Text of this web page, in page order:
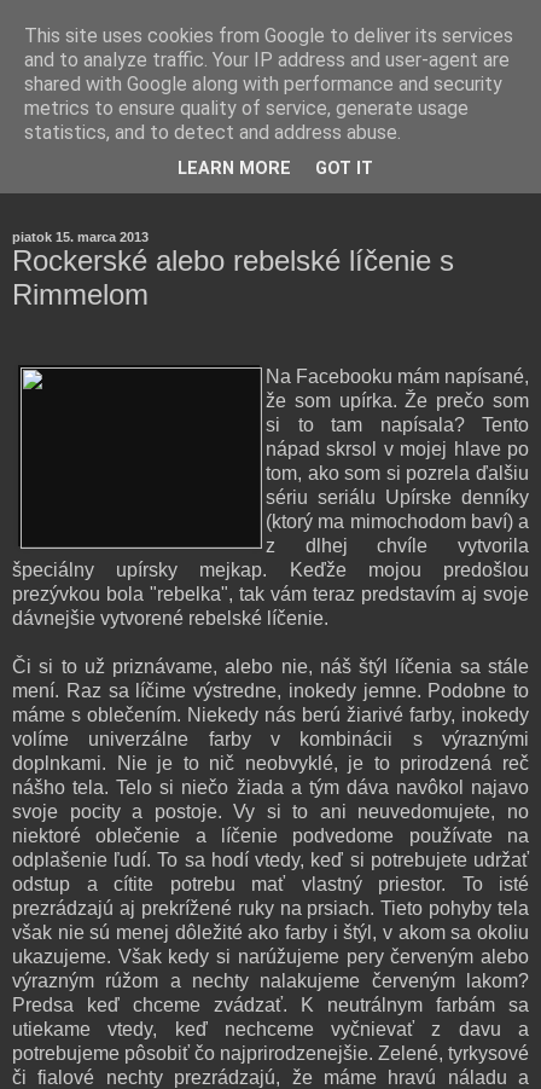
rozoberá témy o zdraví, živote a všetko možné.
piatok 15. marca 2013
Rockerské alebo rebelské líčenie s
Rimmelom
Na Facebooku mám napísané,
že som upírka. Že prečo som
si to tam napísala? Tento
nápad skrsol v mojej hlave po
tom, ako som si pozrela ďalšiu
sériu seriálu Upírske denníky
(ktorý ma mimochodom baví) a
z dlhej chvíle vytvorila
špeciálny upírsky mejkap. Keďže mojou predošlou
prezývkou bola "rebelka", tak vám teraz predstavím aj svoje
dávnejšie vytvorené rebelské líčenie.
Či si to už priznávame, alebo nie, náš štýl líčenia sa stále
mení. Raz sa líčime výstredne, inokedy jemne. Podobne to
máme s oblečením. Niekedy nás berú žiarivé farby, inokedy
volíme univerzálne farby v kombinácii s výraznými
doplnkami. Nie je to nič neobvyklé, je to prirodzená reč
nášho tela. Telo si niečo žiada a tým dáva navôkol najavo
svoje pocity a postoje. Vy si to ani neuvedomujete, no
niektoré oblečenie a líčenie podvedome používate na
odplašenie ľudí. To sa hodí vtedy, keď si potrebujete udržať
odstup a cítite potrebu mať vlastný priestor. To isté
prezrádzajú aj prekrížené ruky na prsiach. Tieto pohyby tela
však nie sú menej dôležité ako farby i štýl, v akom sa okoliu
ukazujeme. Však kedy si narúžujeme pery červeným alebo
výrazným rúžom a nechty nalakujeme červeným lakom?
Predsa keď chceme zvádzať. K neutrálnym farbám sa
utiekame vtedy, keď nechceme vyčnievať z davu a
potrebujeme pôsobiť čo najprirodzenejšie. Zelené, tyrkysové
či fialové nechty prezrádzajú, že máme hravú náladu a
This site uses cookies from Google to deliver its services
and to analyze traffic. Your IP address and user-agent are
shared with Google along with performance and security
metrics to ensure quality of service, generate usage
statistics, and to detect and address abuse.
LEARN MORE GOT IT